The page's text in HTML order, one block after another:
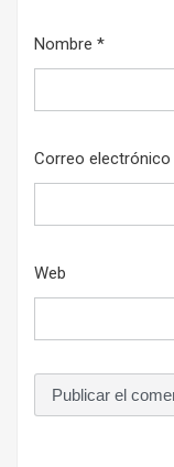
Nombre *
Correo electrónico
Web